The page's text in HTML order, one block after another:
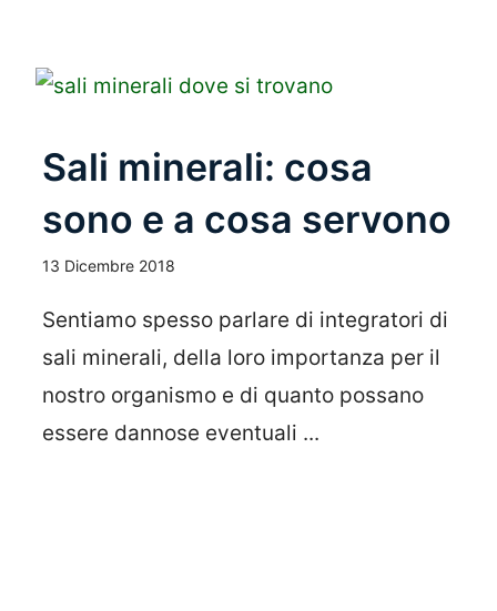
Sali minerali: cosa
sono e a cosa servono
13 Dicembre 2018
Sentiamo spesso parlare di integratori di
sali minerali, della loro importanza per il
nostro organismo e di quanto possano
essere dannose eventuali ...